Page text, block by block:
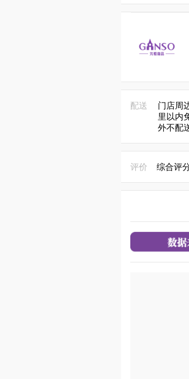
配送
门店周
里以内
外不配
评价 综合评